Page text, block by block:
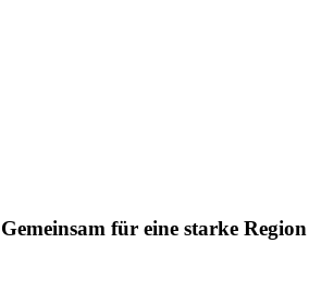
für eine starke Region